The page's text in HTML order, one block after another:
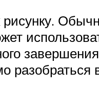
разобраться